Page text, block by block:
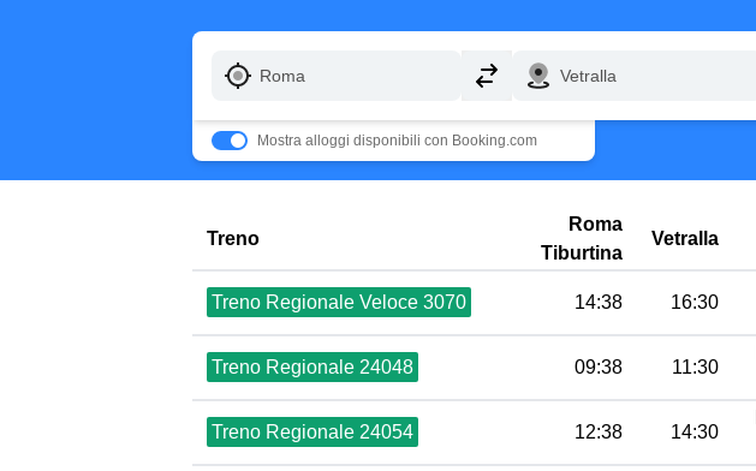
Mostra alloggi disponibili con Booking.com
Treno
Roma
Tiburtina
Vetralla
Treno Regionale Veloce 3070 14:38 16:30
Treno Regionale 24048 09:38 11:30
Treno Regionale 24054 12:38 14:30